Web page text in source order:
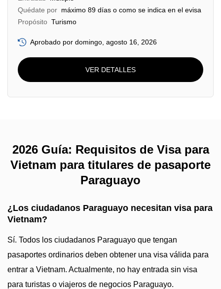
Quédate por máximo 89 días o como se indica en el evisa
Propósito Turismo
Aprobado por domingo, agosto 16, 2026
VER DETALLES
2026 Guía: Requisitos de Visa para
Vietnam para titulares de pasaporte
Paraguayo
¿Los ciudadanos Paraguayo necesitan visa para
Vietnam?
Sí. Todos los ciudadanos Paraguayo que tengan
pasaportes ordinarios deben obtener una visa válida para
entrar a Vietnam. Actualmente, no hay entrada sin visa
para turistas o viajeros de negocios Paraguayo.